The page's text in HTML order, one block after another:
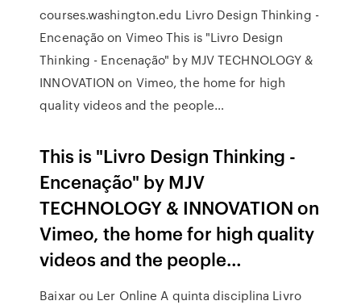
courses.washington.edu Livro Design Thinking -
Encenação on Vimeo This is "Livro Design
Thinking - Encenação" by MJV TECHNOLOGY &
INNOVATION on Vimeo, the home for high
quality videos and the people…
This is "Livro Design Thinking -
Encenação" by MJV
TECHNOLOGY & INNOVATION on
Vimeo, the home for high quality
videos and the people…
Baixar ou Ler Online A quinta disciplina Livro